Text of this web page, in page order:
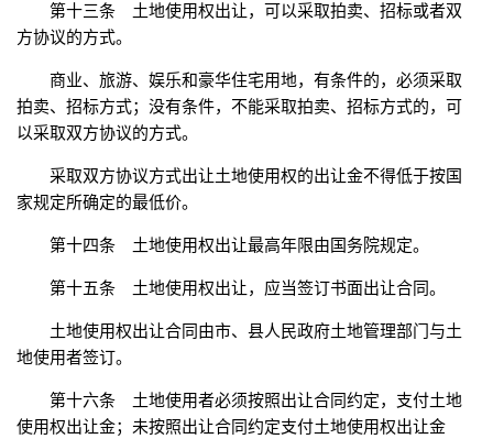
第十三条 土地使用权出让，可以采取拍卖、招标或者双
方协议的方式。
商业、旅游、娱乐和豪华住宅用地，有条件的，必须采取
拍卖、招标方式；没有条件，不能采取拍卖、招标方式的，可
以采取双方协议的方式。
采取双方协议方式出让土地使用权的出让金不得低于按国
家规定所确定的最低价。
第十四条 土地使用权出让最高年限由国务院规定。
第十五条 土地使用权出让，应当签订书面出让合同。
土地使用权出让合同由市、县人民政府土地管理部门与土
地使用者签订。
第十六条 土地使用者必须按照出让合同约定，支付土地
使用权出让金；未按照出让合同约定支付土地使用权出让金